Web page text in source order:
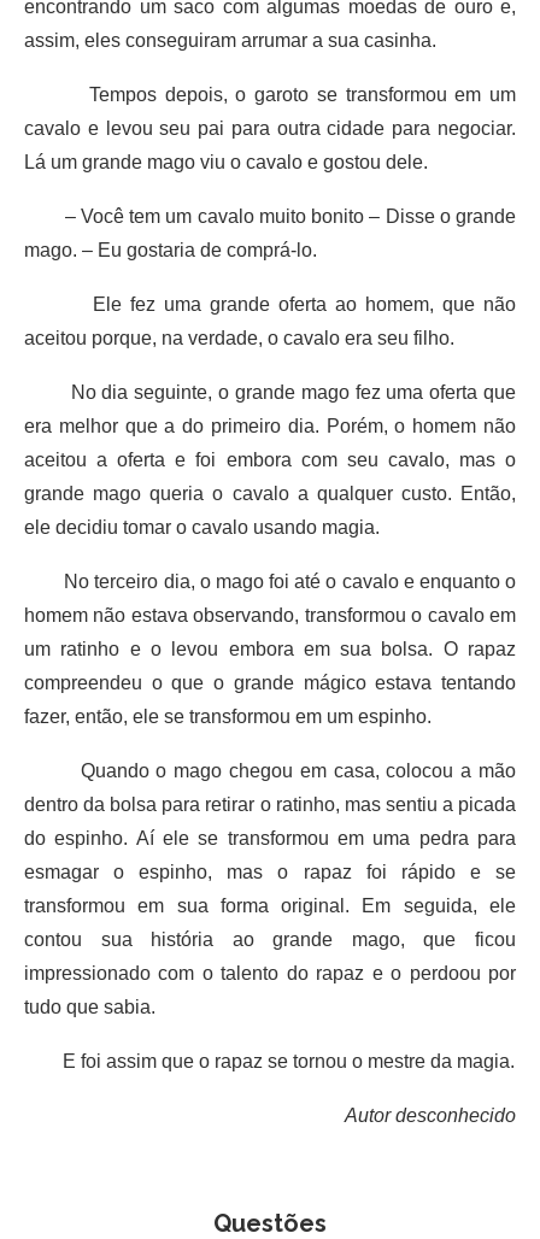
encontrando um saco com algumas moedas de ouro e,
assim, eles conseguiram arrumar a sua casinha.
Tempos depois, o garoto se transformou em um
cavalo e levou seu pai para outra cidade para negociar.
Lá um grande mago viu o cavalo e gostou dele.
– Você tem um cavalo muito bonito – Disse o grande
mago. – Eu gostaria de comprá-lo.
Ele fez uma grande oferta ao homem, que não
aceitou porque, na verdade, o cavalo era seu filho.
No dia seguinte, o grande mago fez uma oferta que
era melhor que a do primeiro dia. Porém, o homem não
aceitou a oferta e foi embora com seu cavalo, mas o
grande mago queria o cavalo a qualquer custo. Então,
ele decidiu tomar o cavalo usando magia.
No terceiro dia, o mago foi até o cavalo e enquanto o
homem não estava observando, transformou o cavalo em
um ratinho e o levou embora em sua bolsa. O rapaz
compreendeu o que o grande mágico estava tentando
fazer, então, ele se transformou em um espinho.
Quando o mago chegou em casa, colocou a mão
dentro da bolsa para retirar o ratinho, mas sentiu a picada
do espinho. Aí ele se transformou em uma pedra para
esmagar o espinho, mas o rapaz foi rápido e se
transformou em sua forma original. Em seguida, ele
contou sua história ao grande mago, que ficou
impressionado com o talento do rapaz e o perdoou por
tudo que sabia.
E foi assim que o rapaz se tornou o mestre da magia.
Autor desconhecido
Questões